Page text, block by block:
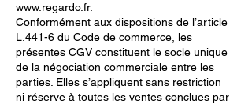
www.regardo.fr.
Conformément aux dispositions de l’article
L.441-6 du Code de commerce, les
présentes CGV constituent le socle unique
de la négociation commerciale entre les
parties. Elles s’appliquent sans restriction
ni réserve à toutes les ventes conclues par